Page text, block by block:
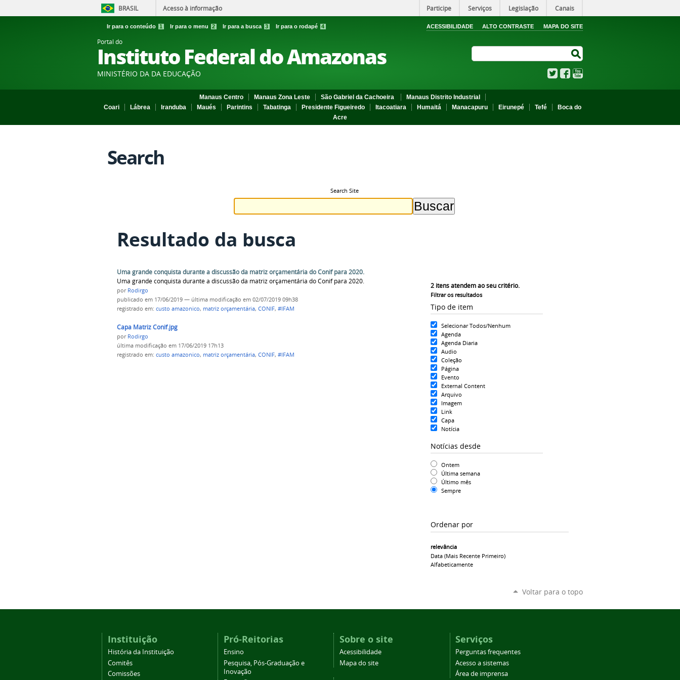
BRASIL Acesso à informação Participe Serviços Legislação Canais
Ir para o conteúdo 1 Ir para o menu 2 Ir para a busca 3 Ir para o rodapé 4 ACESSIBILIDADE ALTO CONTRASTE MAPA DO SITE
Portal do
Instituto Federal do Amazonas
MINISTÉRIO DA DA EDUCAÇÃO TwitterFacebook
Manaus Centro Manaus Zona Leste São Gabriel da Cachoeira
Manaus Distrito Industrial
Coari
Lábrea Iranduba Maués Parintins Tabatinga Presidente Figueiredo Itacoatiara Humaitá Manacapuru Eirunepé Tefé
Boca do
Acre
Search
Search Site
Resultado da busca
2itens atendem ao seu critério.
Filtrar os resultados
Tipo de item
Selecionar Todos/Nenhum
Agenda
Agenda Diaria
Audio
Coleção
Página
Evento
External Content
Arquivo
Imagem
Link
Capa
Notícia
Notícias desde
Ontem
Última semana
Último mês
Sempre
Ordenar por
relevância
Data (mais Recente Primeiro)
Alfabeticamente
Uma grande conquista durante a discussão da matriz orçamentária do Conif para 2020.
Uma grande conquista durante a discussão da matriz orçamentária do Conif para 2020.
por Rodirgo
publicado em 17/06/2019 — última modificação em 02/07/2019 09h38
registrado em: custo amazonico, matriz orçamentária, CONIF, #IFAM
Capa Matriz Conif.jpg
por Rodirgo
última modificação em 17/06/2019 17h13
registrado em: custo amazonico, matriz orçamentária, CONIF, #IFAM
Voltar para o topo
Instituição
História da Instituição
Comitês
Comissões
Pró-Reitorias
Ensino
Pesquisa, Pós-Graduação e
Inovação
Sobre o site
Acessibilidade
Mapa do site
Serviços
Perguntas frequentes
Acesso a sistemas
Área de imprensa